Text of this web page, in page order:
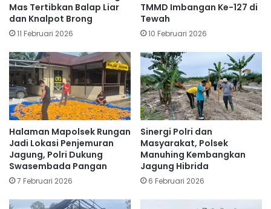
Mas Tertibkan Balap Liar
dan Knalpot Brong
11 Februari 2026
TMMD Imbangan Ke-127 di
Tewah
10 Februari 2026
Halaman Mapolsek Rungan
Jadi Lokasi Penjemuran
Jagung, Polri Dukung
Swasembada Pangan
7 Februari 2026
Sinergi Polri dan
Masyarakat, Polsek
Manuhing Kembangkan
Jagung Hibrida
6 Februari 2026